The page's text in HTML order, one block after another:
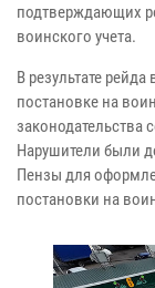
подтверждающих
воинского учета.
В результате
постановке на
законодательства
Нарушители были
Пензы для
постановки на